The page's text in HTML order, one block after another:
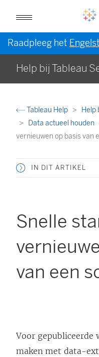
Raadpleeg het
Help bij Tableau
Tableau Help Help
Data actueel houden
vernieuwen op basis van
IN DIT ARTIKEL
Snelle
van een
Voor gepubliceerde
maken met data-